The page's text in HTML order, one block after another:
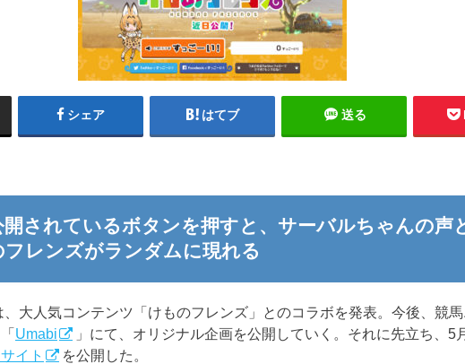
シェア はてブ 送る
されているボタンを押すと、サーバルちゃんの声
フレンズがランダムに現れる
、大人気コンテンツ「けものフレンズ」とのコラボを発表。今後、競
Umabi
」にて、オリジナル企画を公開していく。それに先立ち、5
イト を公開した。